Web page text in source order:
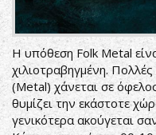
Η υπόθεση Folk Metal
χιλιοτραβηγμένη.
(Metal) χάνεται σε
θυμίζει την εκάστοτε
γενικότερα ακούγεται